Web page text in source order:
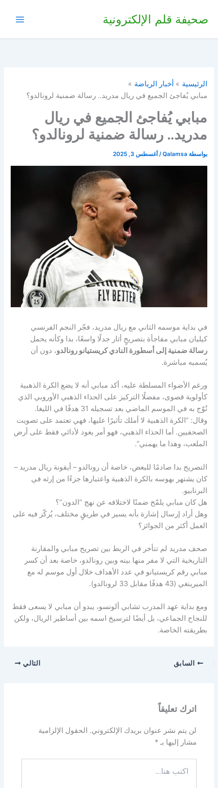
صحيفة قلم الإلكترونية
الرئيسية
أخبار الرياضة
مبابي يُفاجئ الجميع في ريال مدريد.. رسالة ضمنية لرونالدو؟
مبابي يُفاجئ الجميع في ريال
مدريد.. رسالة ضمنية لرونالدو؟
بواسطة Qalamsa
/ أغسطس 3, 2025
في بداية موسمه الثاني مع ريال مدريد، فجّر النجم الفرنسي
كيليان مبابي مفاجأة بتصريحٍ أثار جدلًا واسعًا، بدا وكأنه يحمل
رسالة ضمنية إلى أسطورة النادي كريستيانو رونالدو، دون أن
يُسميه مباشرة.
ورغم الأضواء المسلطة عليه، أكد مبابي أنه لا يضع الكرة الذهبية
كأولوية قصوى، مفضلًا التركيز على الحذاء الذهبي الأوروبي الذي
تُوّج به في الموسم الماضي بعد تسجيله 31 هدفًا في الليغا.
وقال: “الكرة الذهبية لا أملك تأثيرًا عليها، فهي تعتمد على تصويت
الصحفيين. أما الحذاء الذهبي، فهو أمر يعود لأدائي فقط على أرض
الملعب، وهذا ما يهمني”.
التصريح بدا صادمًا للبعض، خاصة أن رونالدو – أيقونة ريال مدريد –
كان يشتهر بهوسه بالكرة الذهبية واعتبارها جزءًا من إرثه في
البرنابيو.
هل كان مبابي يلمّح ضمنًا لاختلافه عن نهج “الدون”؟
وهل أراد إرسال إشارة بأنه يسير في طريقٍ مختلف، يُركّز فيه على
العمل أكثر من الجوائز؟
صحف مدريد لم تتأخر في الربط بين تصريح مبابي والمقارنة
التاريخية التي لا مفر منها بينه وبين رونالدو، خاصة بعد أن كسر
مبابي رقم كريستيانو في عدد الأهداف خلال أول موسم له مع
الميرينغي (43 هدفًا مقابل 33 لرونالدو).
ومع بداية عهد المدرب تشابي ألونسو، يبدو أن مبابي لا يسعى فقط
للنجاح الجماعي، بل أيضًا لترسيخ اسمه بين أساطير الريال، ولكن
بطريقته الخاصة.
السابق التالي
اترك تعليقاً
لن يتم نشر عنوان بريدك الإلكتروني. الحقول الإلزامية
مشار إليها بـ*
هنا...